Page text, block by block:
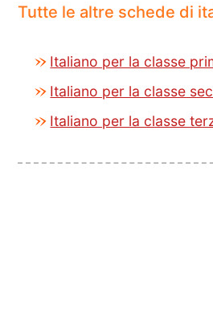
Tutte le altre schede di
Italiano per la classe
Italiano per la classe
Italiano per la classe